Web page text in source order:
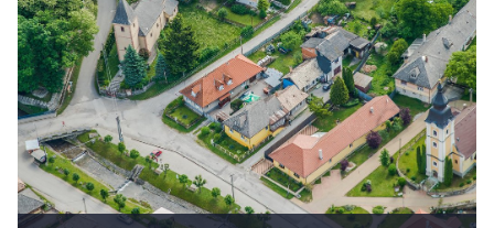
an important document of iron production in
Central Europe is one of the most beautiful blast
furnaces in Slovakia.
Find more